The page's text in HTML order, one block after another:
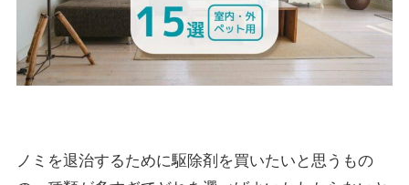
ノミを退治するために駆除剤を買いたいと思うもの